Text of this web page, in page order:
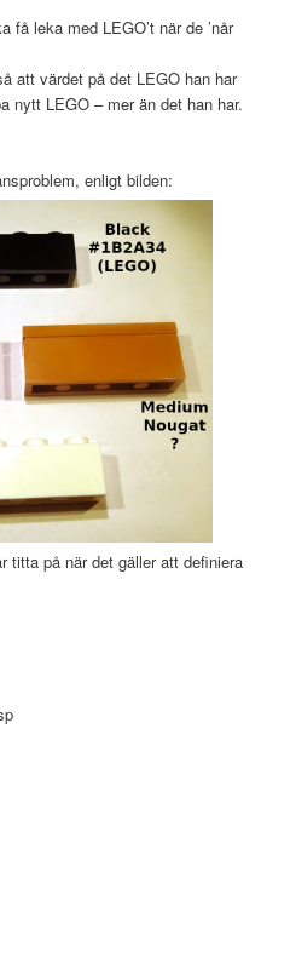
få leka med LEGO’t när de ’når
att värdet på det LEGO han har
nytt LEGO – mer än det han har.
enligt bilden:
titta på när det gäller att definiera